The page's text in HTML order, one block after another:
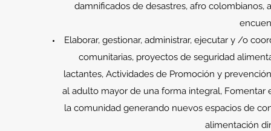
damnificados de desastres, afro colombianos,
Elaborar, gestionar, administrar, ejecutar y /o
comunitarias, proyectos de seguridad
lactantes, Actividades de Promoción y
al adulto mayor de una forma integral, Fomentar
la comunidad generando nuevos espacios de
alimentación